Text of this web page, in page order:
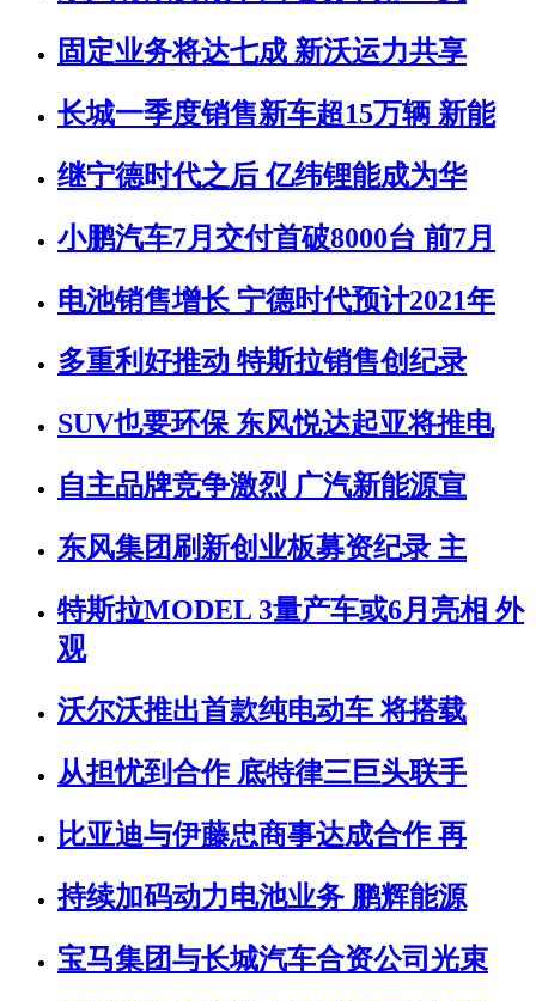
固定业务将达七成 新沃运力共享
长城一季度销售新车超15万辆 新能
继宁德时代之后 亿纬锂能成为华
小鹏汽车7月交付首破8000台 前7月
电池销售增长 宁德时代预计2021年
多重利好推动 特斯拉销售创纪录
SUV也要环保 东风悦达起亚将推电
自主品牌竞争激烈 广汽新能源宣
东风集团刷新创业板募资纪录 主
特斯拉MODEL 3量产车或6月亮相 外
观
沃尔沃推出首款纯电动车 将搭载
从担忧到合作 底特律三巨头联手
比亚迪与伊藤忠商事达成合作 再
持续加码动力电池业务 鹏辉能源
宝马集团与长城汽车合资公司光束